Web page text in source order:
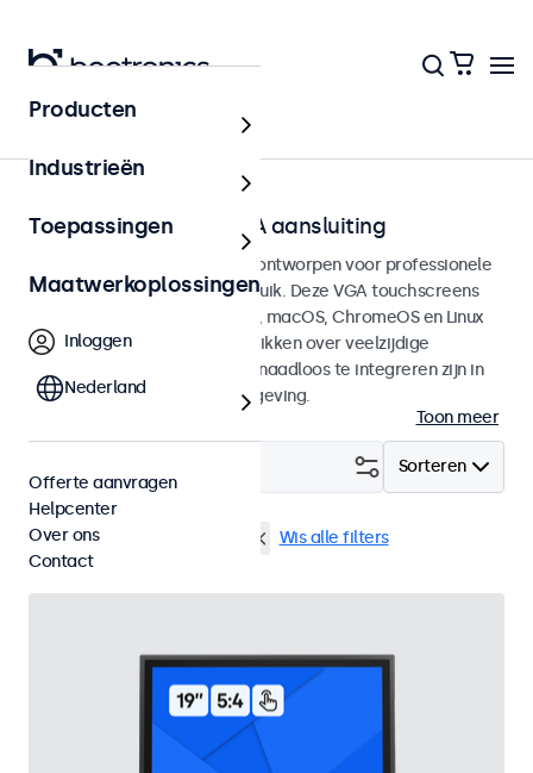
Home
Touchscreens met VGA aansluiting
VGA Touchscreen monitoren ontworpen voor professionele
toepassingen en continu gebruik. Deze VGA touchscreens
zijn compatible met Windows, macOS, ChromeOS en Linux
besturingssystemen en beschikken over veelzijdige
montageopties, waarmee ze naadloos te integreren zijn in
elke applicatie en iedere omgeving.
Toon meer
Sorteren
VGA 19 inch touchscreens Wis alle filters
Producten
Industrieën
Toepassingen
Maatwerkoplossingen
Inloggen
Nederland
Offerte aanvragen
Helpcenter
Over ons
Contact